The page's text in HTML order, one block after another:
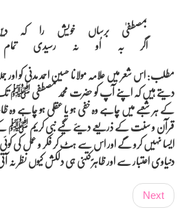
بمصطفیٰ برساں خویش را کہ
اگر بہ اُو نہ رسیدی تمام بولہبی است
مطلب: اس شعر میں علامہ مولانا حسین احمد مدنی کو اور
دیتے ہیں کہ اپنے آپ کو حضرت محمد مصطفی ﷺ تک
کے ہر شعبے میں چاہے وہ خفی ہو یا عقلی ہو چاہے وہ
قرآن و سنت کے ذریعے دیئے گیے نبی کریم ﷺ کے
ایسا نہیں کرو گے اور اس سے ہٹ کر فکر و عمل کی
دنیاوی اعتبار سے اور ظاہرً کتنی ہی دلکش کیوں نظر نہ
Next